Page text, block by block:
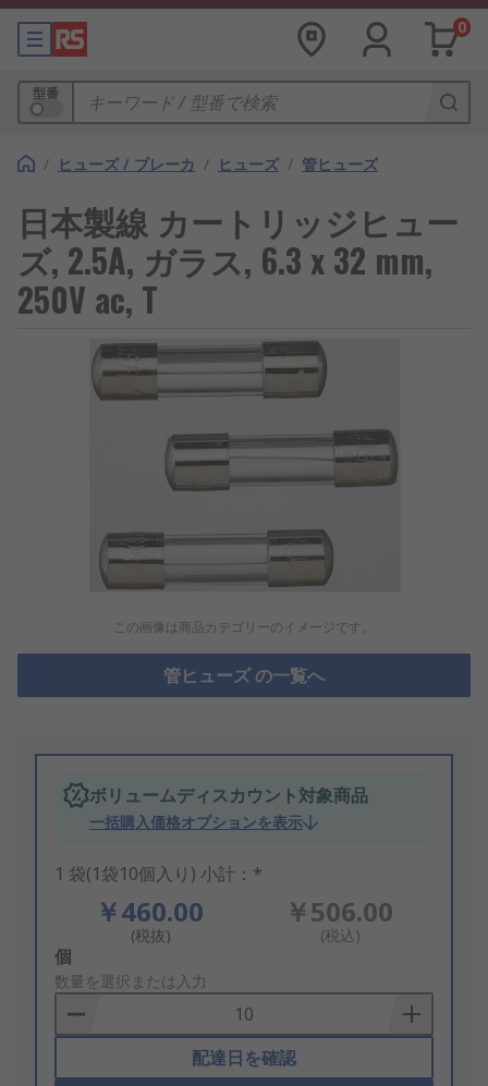
0
型番
/ ヒューズ / ブレーカ / ヒューズ / 管ヒューズ
日本製線 カートリッジヒュー
ズ, 2.5A, ガラス, 6.3 x 32 mm,
250V ac, T
この画像は商品カテゴリーのイメージです。
管ヒューズ の一覧へ
ボリュームディスカウント対象商品
一括購入価格オプションを表示
1 袋(1袋10個入り) 小計：*
￥460.00
(税抜)
￥506.00
(税込)
Add
to
Basket
個
数量を選択または入力
配達日を確認